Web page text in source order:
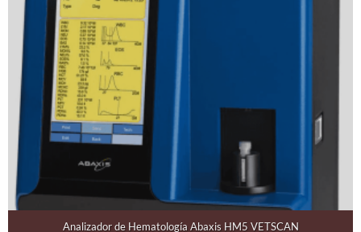
Analizador de Hematología Abaxis HM5 VETSCAN